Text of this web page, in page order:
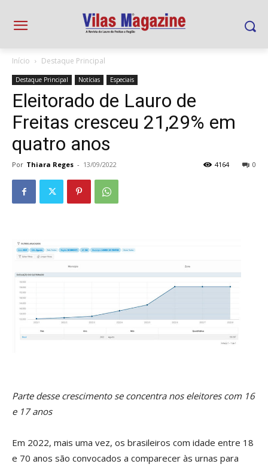
Início Destaque Principal
Destaque Principal Notícias Especiais
Eleitorado de Lauro de
Freitas cresceu 21,29% em
quatro anos
Por Thiara Reges - 13/09/2022 0
4164
Parte desse crescimento se concentra nos eleitores com 16
e 17 anos
Em 2022, mais uma vez, os brasileiros com idade entre 18
e 70 anos são convocados a comparecer às urnas para